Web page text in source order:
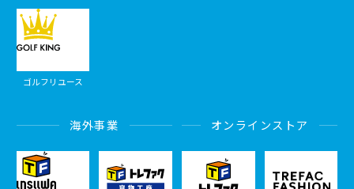
ゴルフリユース
海外事業 オンラインストア